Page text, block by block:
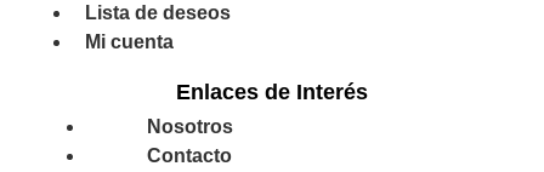
Lista de deseos
Mi cuenta
Enlaces de Interés
Nosotros
Contacto